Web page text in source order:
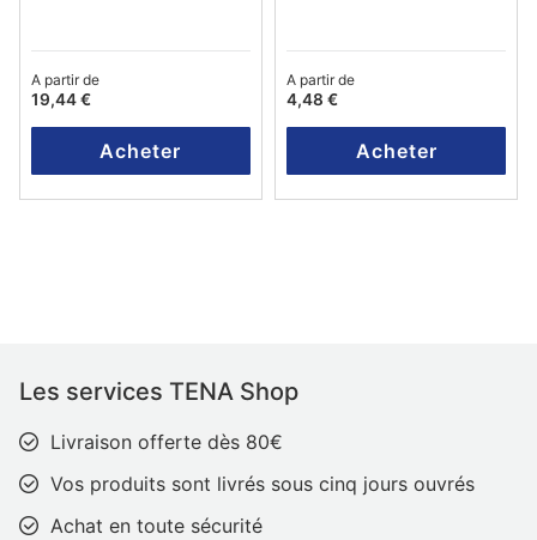
A partir de
19,44 €
Acheter
A partir de
4,48 €
Acheter
Les services TENA Shop
Livraison offerte dès 80€
Vos produits sont livrés sous cinq jours ouvrés
Achat en toute sécurité